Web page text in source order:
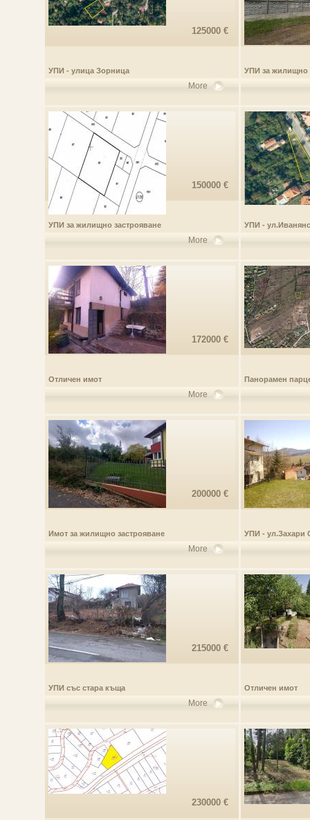
125000 €
УПИ - улица Зорница
More
УПИ за жилищно
150000 €
УПИ за жилищно застрояване
More
УПИ -
172000 €
Отличен имот
More
Панорамен
200000 €
Имот за жилищно застрояване
More
УПИ - ул.Захари
215000 €
УПИ със стара къща
More
Отличен имот
230000 €